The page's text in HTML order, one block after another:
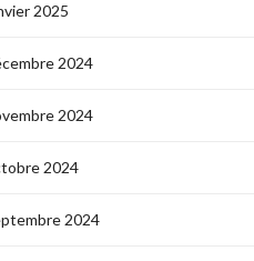
2025
2024
2024
2024
2024